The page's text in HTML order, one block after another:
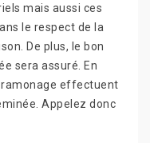
mais aussi ces
le respect de la
De plus, le bon
sera assuré. En
ramonage effectuent
Appelez donc